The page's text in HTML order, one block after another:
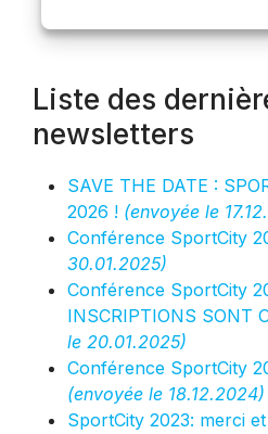
Liste des
newsletters
SAVE THE DATE :
2026 ! (envoyée le
Conférence SportCity
30.01.2025)
Conférence SportCity
INSCRIPTIONS SONT
le 20.01.2025)
Conférence SportCity
(envoyée le 18.12.2024)
SportCity 2023: merci